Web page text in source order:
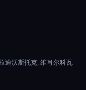
迪沃斯托克, 维肖尔科瓦